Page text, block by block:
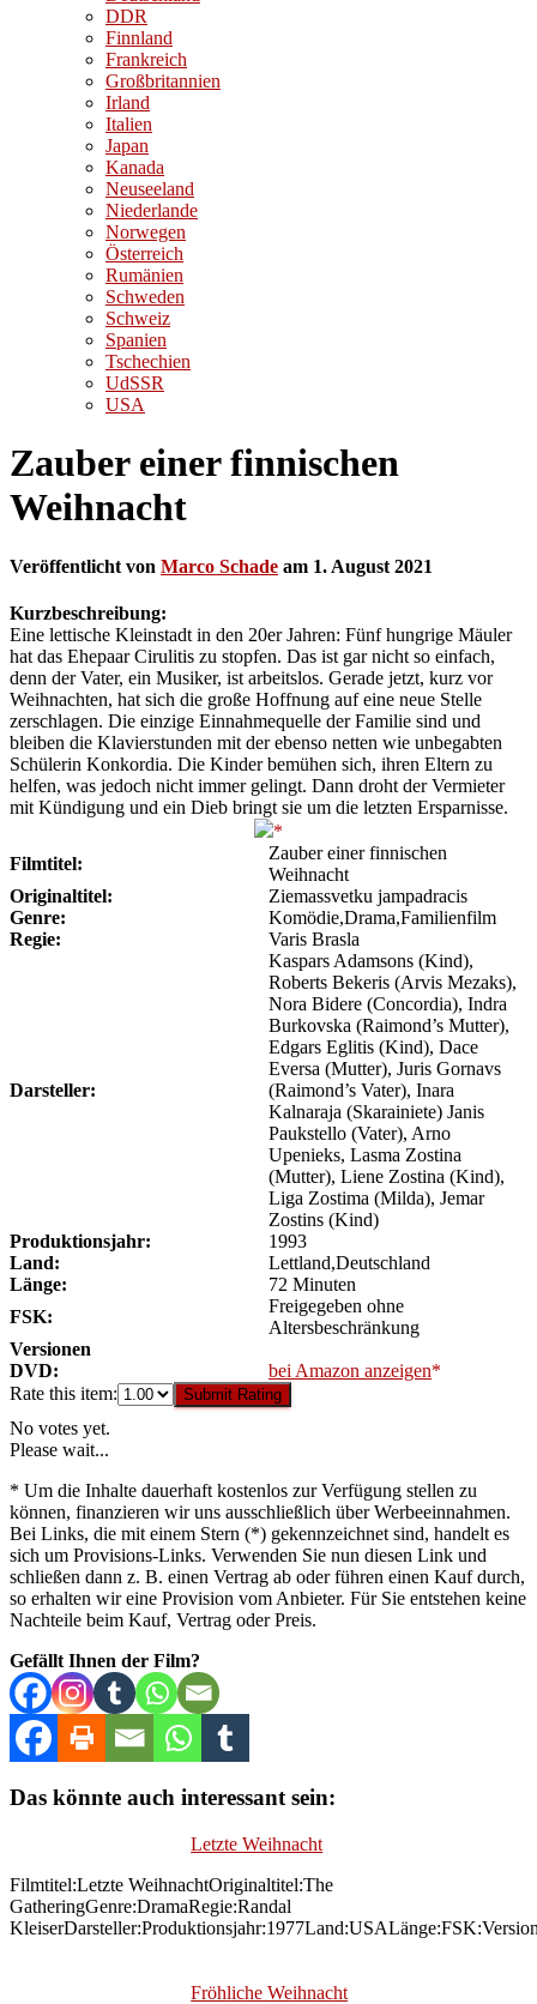
DDR
Finnland
Frankreich
Großbritannien
Irland
Italien
Japan
Kanada
Neuseeland
Niederlande
Norwegen
Österreich
Rumänien
Schweden
Schweiz
Spanien
Tschechien
UdSSR
USA
Zauber einer finnischen
Weihnacht
Veröffentlicht von Marco Schade am 1. August 2021
Kurzbeschreibung:
Eine lettische Kleinstadt in den 20er Jahren: Fünf hungrige Mäuler
hat das Ehepaar Cirulitis zu stopfen. Das ist gar nicht so einfach,
denn der Vater, ein Musiker, ist arbeitslos. Gerade jetzt, kurz vor
Weihnachten, hat sich die große Hoffnung auf eine neue Stelle
zerschlagen. Die einzige Einnahmequelle der Familie sind und
bleiben die Klavierstunden mit der ebenso netten wie unbegabten
Schülerin Konkordia. Die Kinder bemühen sich, ihren Eltern zu
helfen, was jedoch nicht immer gelingt. Dann droht der Vermieter
mit Kündigung und ein Dieb bringt sie um die letzten Ersparnisse.
Filmtitel:
Zauber einer finnischen
Weihnacht
Originaltitel:
Ziemassvetku jampadracis
Genre:
Komödie,Drama,Familienfilm
Regie:
Varis Brasla
Darsteller:
Kaspars Adamsons (Kind),
Roberts Bekeris (Arvis Mezaks),
Nora Bidere (Concordia), Indra
Burkovska (Raimond’s Mutter),
Edgars Eglitis (Kind), Dace
Eversa (Mutter), Juris Gornavs
(Raimond’s Vater), Inara
Kalnaraja (Skarainiete) Janis
Paukstello (Vater), Arno
Upenieks, Lasma Zostina
(Mutter), Liene Zostina (Kind),
Liga Zostima (Milda), Jemar
Zostins (Kind)
Produktionsjahr:
1993
Land:
Lettland,Deutschland
Länge:
72 Minuten
FSK:
Freigegeben ohne
Altersbeschränkung
Versionen
DVD:
bei Amazon anzeigen
Rate this item:
Submit Rating
No votes yet.
Please wait...
* Um die Inhalte dauerhaft kostenlos zur Verfügung stellen zu
können, finanzieren wir uns ausschließlich über Werbeeinnahmen.
Bei Links, die mit einem Stern (*) gekennzeichnet sind, handelt es
sich um Provisions-Links. Verwenden Sie nun diesen Link und
schließen dann z. B. einen Vertrag ab oder führen einen Kauf durch,
so erhalten wir eine Provision vom Anbieter. Für Sie entstehen keine
Nachteile beim Kauf, Vertrag oder Preis.
Gefällt Ihnen der Film?
Das könnte auch interessant sein:
Letzte Weihnacht
Filmtitel:Letzte WeihnachtOriginaltitel:The
GatheringGenre:DramaRegie:Randal
Fröhliche Weihnacht